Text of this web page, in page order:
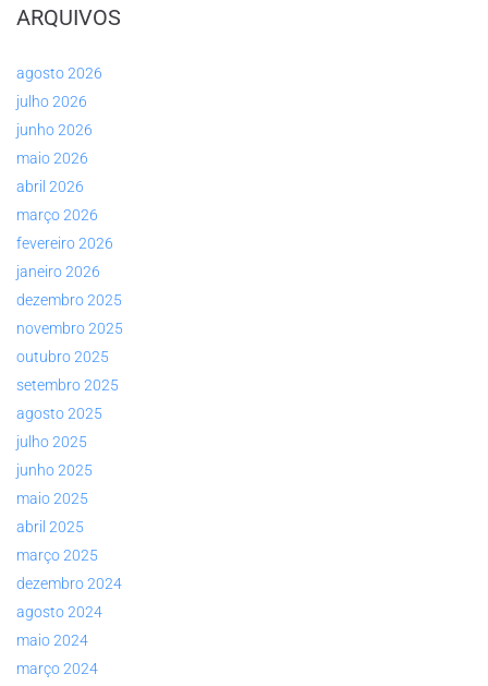
ARQUIVOS
agosto 2026
julho 2026
junho 2026
maio 2026
abril 2026
março 2026
fevereiro 2026
janeiro 2026
dezembro 2025
novembro 2025
outubro 2025
setembro 2025
agosto 2025
julho 2025
junho 2025
maio 2025
abril 2025
março 2025
dezembro 2024
agosto 2024
maio 2024
março 2024